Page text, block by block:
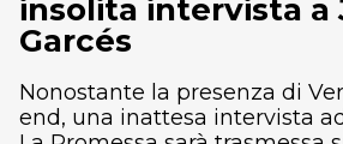
insolita intervista a
Garcés
Nonostante la presenza di
end, una inattesa intervista